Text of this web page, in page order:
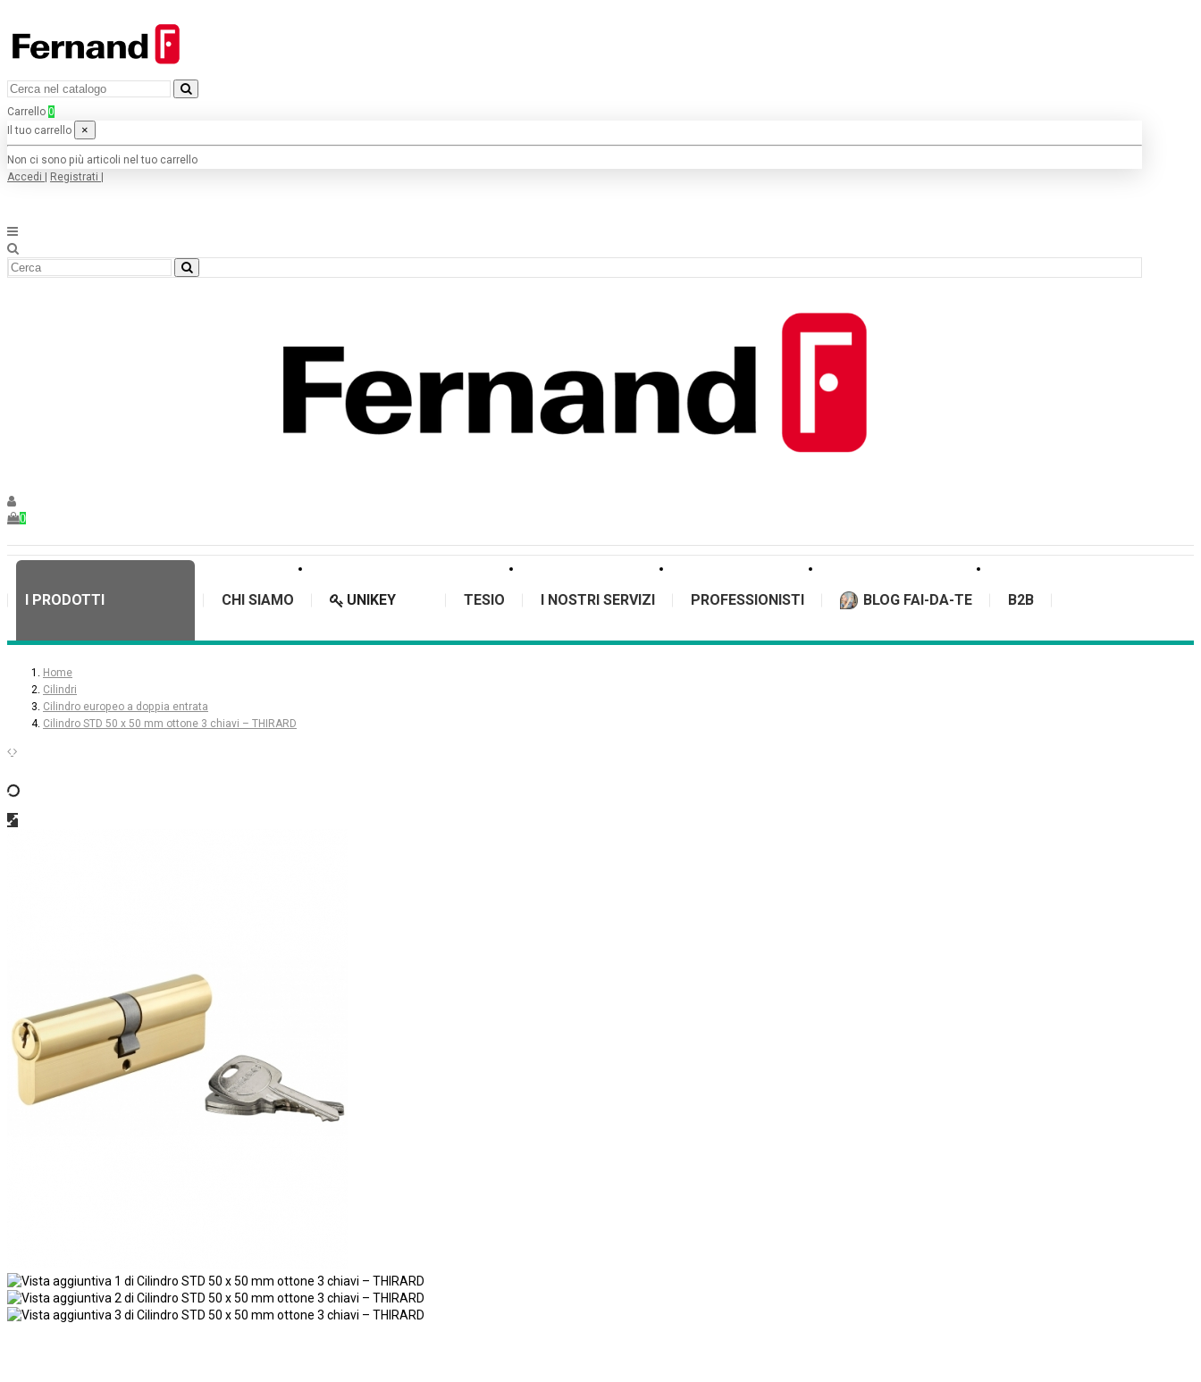
Carrello 0
Il tuo carrello
×
Non ci sono più articoli nel tuo carrello
Accedi
Registrati
0
I PRODOTTI CHI SIAMO UNIKEY TESIO I NOSTRI SERVIZI PROFESSIONISTI BLOG FAI-DA-TE B2B
Home
Cilindri
Cilindro europeo a doppia entrata
Cilindro STD 50 x 50 mm ottone 3 chiavi – THIRARD